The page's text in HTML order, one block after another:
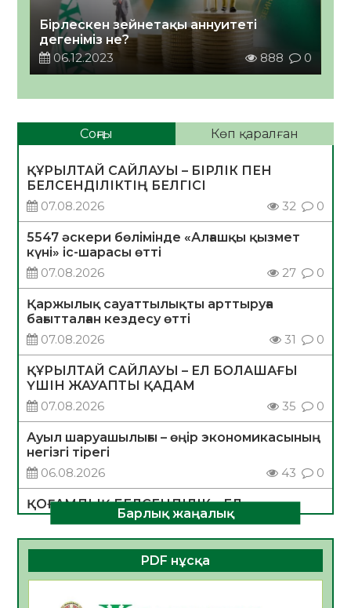
Бірлескен зейнетақы аннуитеті
дегеніміз не?
06.12.2023
888 0
Соңғы Көп қаралған
ҚҰРЫЛТАЙ САЙЛАУЫ – БІРЛІК ПЕН
БЕЛСЕНДІЛІКТІҢ БЕЛГІСІ
07.08.2026
32 0
5547 әскери бөлімінде «Алғашқы қызмет
күні» іс-шарасы өтті
07.08.2026
27 0
Қаржылық сауаттылықты арттыруға
бағытталған кездесу өтті
07.08.2026
31 0
ҚҰРЫЛТАЙ САЙЛАУЫ – ЕЛ БОЛАШАҒЫ
ҮШІН ЖАУАПТЫ ҚАДАМ
07.08.2026
35 0
Ауыл шаруашылығы – өңір экономикасының
негізгі тірегі
06.08.2026
43 0
ҚОҒАМДЫҚ БЕЛСЕНДІЛІК – ЕЛ
ДАМУЫНЫҢ НЕГІЗІ
06.08.2026
40 0
ҚҰРЫЛТАЙ САЙЛАУЫ – БОЛАШАҚҚА
Барлық жаңалық
PDF нұсқа